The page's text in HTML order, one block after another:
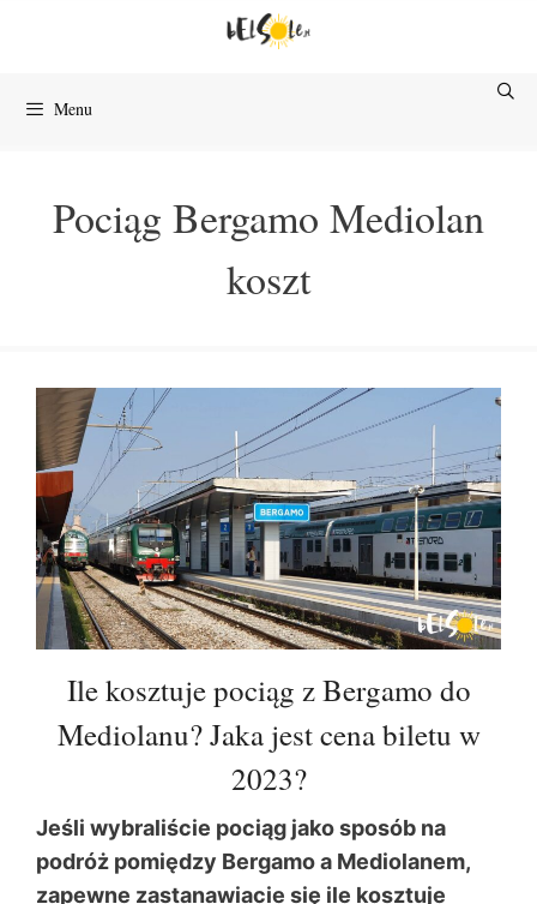
Menu
Pociąg Bergamo Mediolan
koszt
Ile kosztuje pociąg z Bergamo do
Mediolanu? Jaka jest cena biletu w
2023?
Jeśli wybraliście pociąg jako sposób na
podróż pomiędzy Bergamo a Mediolanem,
zapewne zastanawiacie się ile kosztuje